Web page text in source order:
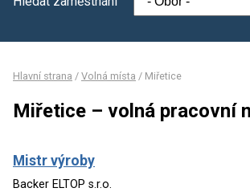
Hlavní strana / Volná místa / Miřetice
Miřetice – volná pracovní
Mistr výroby
Backer ELTOP s.r.o.